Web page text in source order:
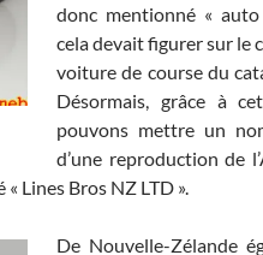
donc mentionné «
cela devait figurer sur le
voiture de course du
Désormais, grâce à
pouvons mettre un
d’une reproduction de
« Lines Bros NZ LTD ».
De Nouvelle-Zélande